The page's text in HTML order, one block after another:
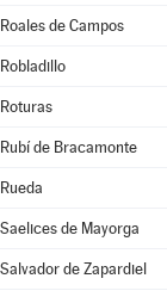
Roales de Campos
Robladillo
Roturas
Rubí de Bracamonte
Rueda
Saelices de Mayorga
Salvador de Zapardiel